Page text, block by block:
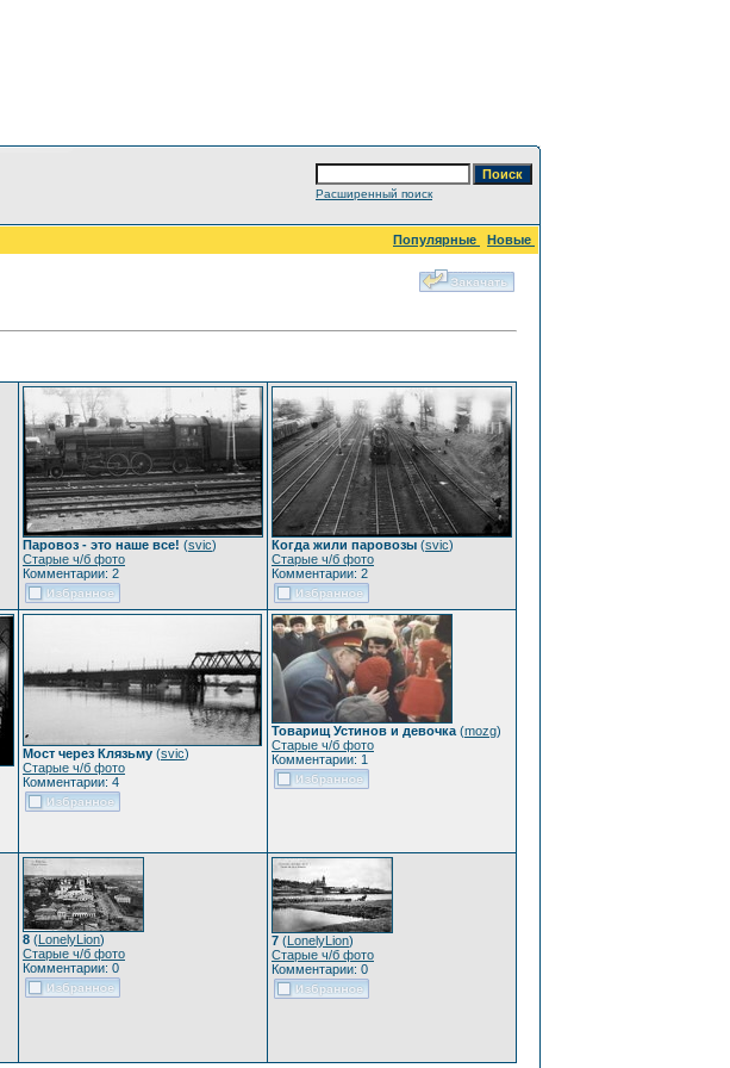
Расширенный поиск
Популярные
Новые
Паровоз - это наше все! (svic)
Старые ч/б фото
Комментарии: 2
Когда жили паровозы (svic)
Старые ч/б фото
Комментарии: 2
Мост через Клязьму (svic)
Старые ч/б фото
Комментарии: 4
Товарищ Устинов и девочка (mozg)
Старые ч/б фото
Комментарии: 1
8 (LonelyLion)
Старые ч/б фото
Комментарии: 0
7 (LonelyLion)
Старые ч/б фото
Комментарии: 0